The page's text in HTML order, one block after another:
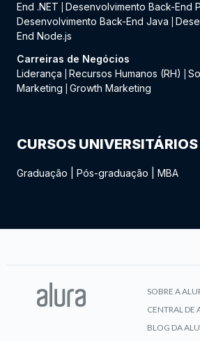
End .NET
Desenvolvimento Back-End
Desenvolvimento Back-End Java
End Node.js
Carreiras de Negócios
Liderança
Recursos Humanos (RH)
Marketing
Growth Marketing
CURSOS
Graduação Pós-graduação MBA
SOBRE A
CENTRAL DE
BLOG DA